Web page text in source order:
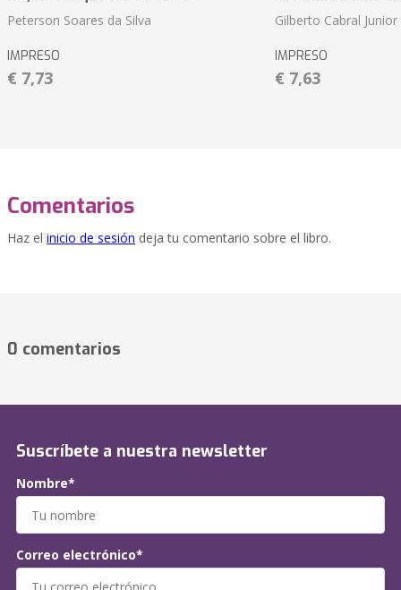
Peterson Soares da Silva
IMPRESO
€ 7,73
Gilberto Cabral Junior
IMPRESO
€ 7,63
Comentarios
Haz el inicio de sesión deja tu comentario sobre el libro.
0 comentarios
Suscríbete a nuestra newsletter
Nombre*
Correo electrónico*